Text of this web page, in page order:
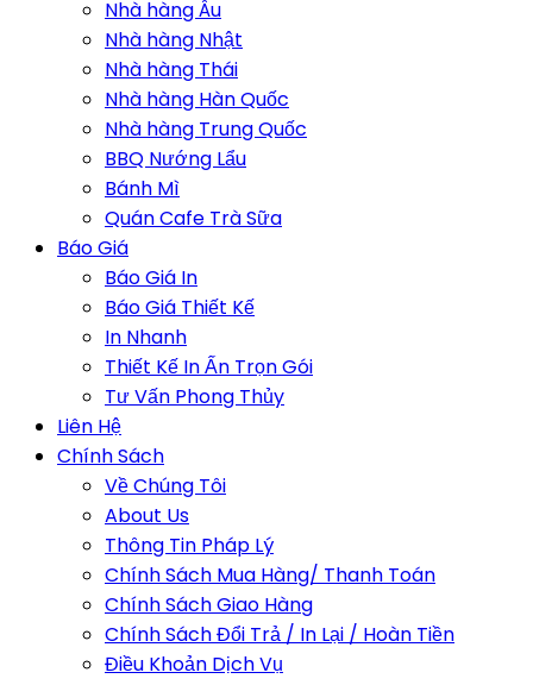
Nhà hàng Âu
Nhà hàng Nhật
Nhà hàng Thái
Nhà hàng Hàn Quốc
Nhà hàng Trung Quốc
BBQ Nướng Lẩu
Bánh Mì
Quán Cafe Trà Sữa
Báo Giá
Báo Giá In
Báo Giá Thiết Kế
In Nhanh
Thiết Kế In Ấn Trọn Gói
Tư Vấn Phong Thủy
Liên Hệ
Chính Sách
Về Chúng Tôi
About Us
Thông Tin Pháp Lý
Chính Sách Mua Hàng/ Thanh Toán
Chính Sách Giao Hàng
Chính Sách Đổi Trả / In Lại / Hoàn Tiền
Điều Khoản Dịch Vụ